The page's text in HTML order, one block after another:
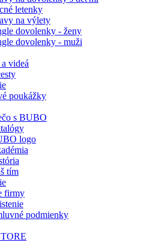
letenky
na výlety
dovolenky - ženy
dovolenky - muži
videá
poukážky
s BUBO
logo
tím
firmy
podmienky